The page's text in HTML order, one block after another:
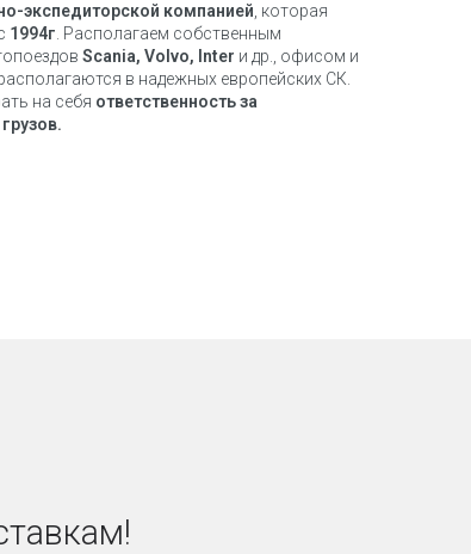
экспедиторской компанией , которая
1994г . Располагаем собственным
Scania, Volvo, Inter и др., офисом и
в надежных европейских СК.
на себя ответственность за